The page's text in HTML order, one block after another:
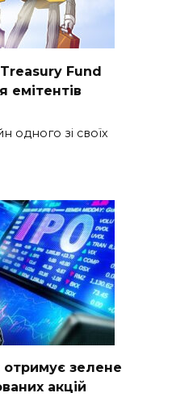
Fund
емітентів
одного зі своїх
отримує зелене
акцій